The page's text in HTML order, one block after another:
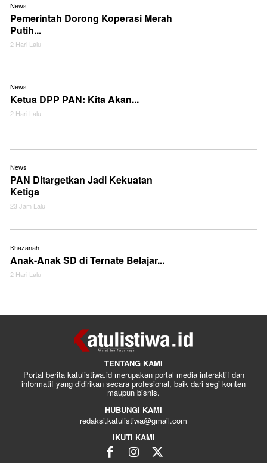
News
Pemerintah Dorong Koperasi Merah
Putih...
2 Hari Lalu
News
Ketua DPP PAN: Kita Akan...
2 Hari Lalu
News
PAN Ditargetkan Jadi Kekuatan
Ketiga
23 Jam Lalu
Khazanah
Anak-Anak SD di Ternate Belajar...
2 Hari Lalu
TENTANG KAMI
Portal berita katulistiwa.id merupakan portal media interaktif dan
informatif yang didirikan secara profesional, baik dari segi konten
maupun bisnis.
HUBUNGI KAMI
redaksi.katulistiwa@gmail.com
IKUTI KAMI